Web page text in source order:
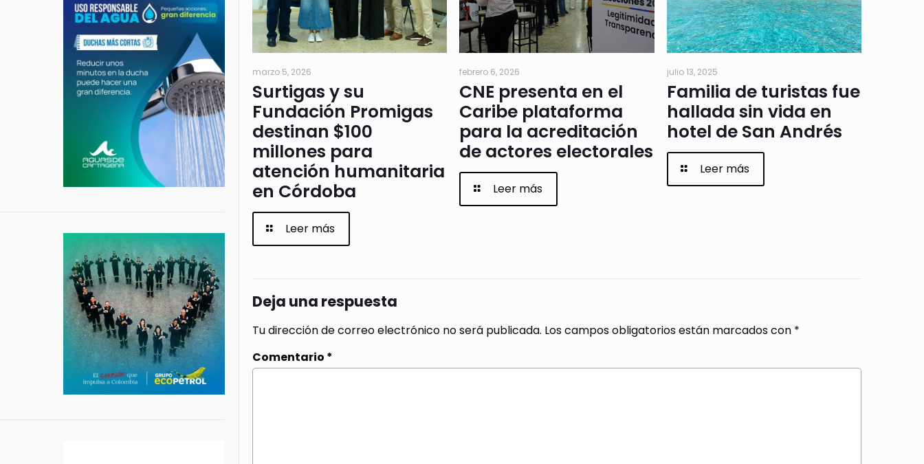
marzo 5, 2026
Surtigas y su
Fundación Promigas
destinan $100
millones para
atención humanitaria
en Córdoba
Leer más
febrero 6, 2026
CNE presenta en el
Caribe plataforma
para la acreditación
de actores electorales
Leer más
julio 13, 2025
Familia de turistas fue
hallada sin vida en
hotel de San Andrés
Leer más
Deja una respuesta
Tu dirección de correo electrónico no será publicada. Los campos obligatorios están marcados con *
Comentario *